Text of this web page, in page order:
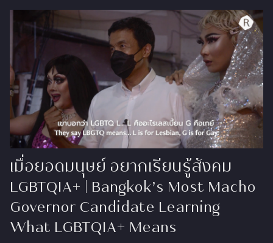
เมื่อยอดมนุษย์ อยากเรียนรู้สังคม
LGBTQIA+ | Bangkok’s Most Macho
Governor Candidate Learning
What LGBTQIA+ Means